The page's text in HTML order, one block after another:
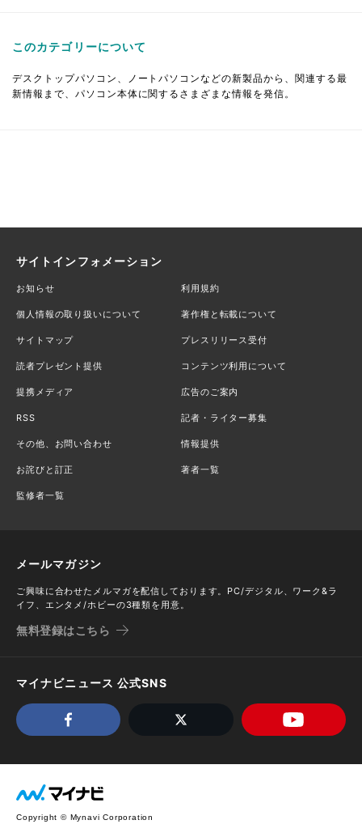
このカテゴリーについて
デスクトップパソコン、ノートパソコンなどの新製品から、関連する最
新情報まで、パソコン本体に関するさまざまな情報を発信。
サイトインフォメーション
お知らせ 利用規約
個人情報の取り扱いについて 著作権と転載について
サイトマップ プレスリリース受付
読者プレゼント提供 コンテンツ利用について
提携メディア 広告のご案内
RSS 記者・ライター募集
その他、お問い合わせ 情報提供
お詫びと訂正 著者一覧
監修者一覧
メールマガジン
ご興味に合わせたメルマガを配信しております。PC/デジタル、ワーク&ラ
イフ、エンタメ/ホビーの3種類を用意。
無料登録はこちら
マイナビニュース 公式SNS
Copyright © Mynavi Corporation